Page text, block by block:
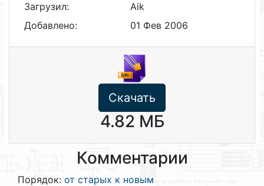
Загрузил:
Aik
Добавлено:
01 Фев 2006
Скачать
4.82 МБ
Комментарии
Порядок: от старых к новым